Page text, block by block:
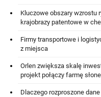
Kluczowe obszary wzrostu
krajobrazy patentowe w
Firmy transportowe i
z miejsca
Orlen zwiększa skalę
projekt połączy farmę
Dlaczego rozproszone